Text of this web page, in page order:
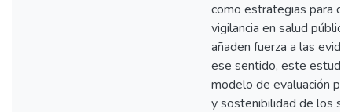
como estrategias para
vigilancia en salud
añaden fuerza a las
ese sentido, este
modelo de evaluación
y sostenibilidad de los